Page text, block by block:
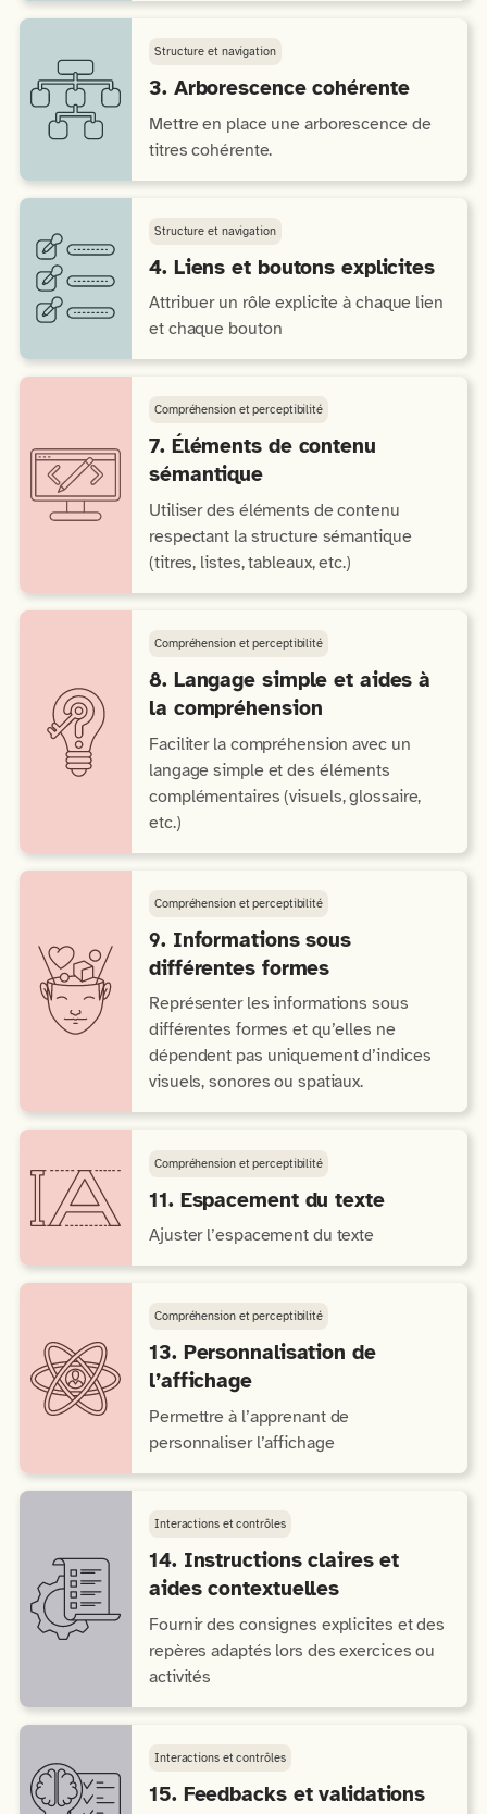
Structure et navigation
3. Arborescence cohérente
Mettre en place une arborescence de
titres cohérente.
Structure et navigation
4. Liens et boutons explicites
Attribuer un rôle explicite à chaque lien
et chaque bouton
Compréhension et perceptibilité
7. Éléments de contenu
sémantique
Utiliser des éléments de contenu
respectant la structure sémantique
(titres, listes, tableaux, etc.)
Compréhension et perceptibilité
8. Langage simple et aides à
la compréhension
Faciliter la compréhension avec un
langage simple et des éléments
complémentaires (visuels, glossaire,
etc.)
Compréhension et perceptibilité
9. Informations sous
différentes formes
Représenter les informations sous
différentes formes et qu’elles ne
dépendent pas uniquement d’indices
visuels, sonores ou spatiaux.
Compréhension et perceptibilité
11. Espacement du texte
Ajuster l’espacement du texte
Compréhension et perceptibilité
13. Personnalisation de
l’affichage
Permettre à l’apprenant de
personnaliser l’affichage
Interactions et contrôles
14. Instructions claires et
aides contextuelles
Fournir des consignes explicites et des
repères adaptés lors des exercices ou
activités
Interactions et contrôles
15. Feedbacks et validations